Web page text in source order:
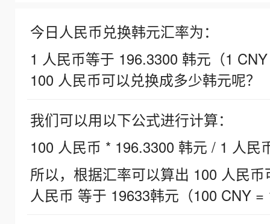
今日人民币兑换韩元汇率为：
1 人民币等于 196.3300 韩元（1
100 人民币可以兑换成多少韩元呢？
我们可以用以下公式进行计算：
100 人民币 * 196.3300 韩元 / 1 人民
所以，根据汇率可以算出 100 人民
人民币 等于 19633韩元（100 CNY =